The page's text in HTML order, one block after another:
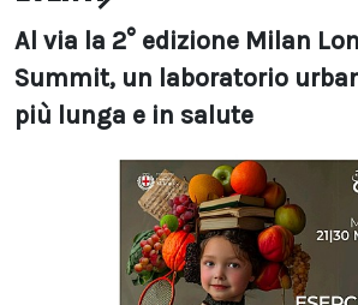
Al via la 2° edizione Milan
Summit, un laboratorio
più lunga e in salute